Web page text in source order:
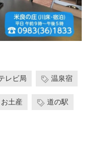
レビ局 温泉宿
お土産 道の駅